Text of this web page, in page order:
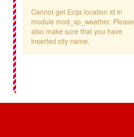
Cannot get Ecija location id in
module mod_sp_weather. Please
also make sure that you have
inserted city name.